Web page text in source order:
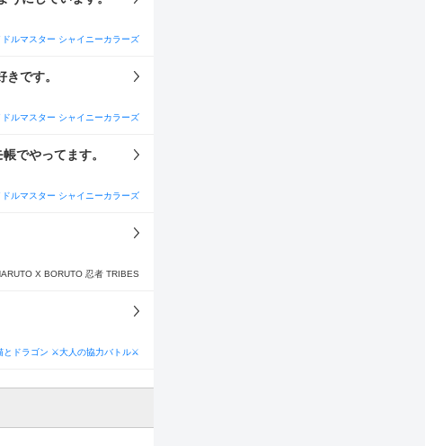
ドルマスター シャイニーカラーズ
です。
ドルマスター シャイニーカラーズ
でやってます。
ドルマスター シャイニーカラーズ
X BORUTO 忍者 TRIBES
とドラゴン ⚔大人の協力バトル⚔